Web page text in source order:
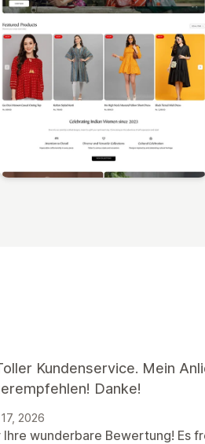
Kundenservice. Mein
Danke!
2026
wunderbare Bewertung! Es